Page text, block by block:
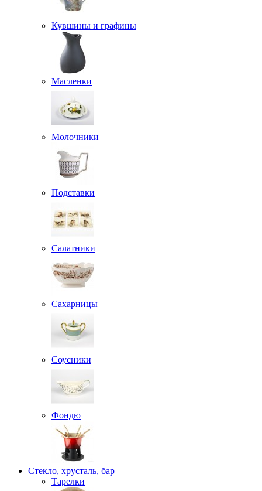
Кувшины и графины
Масленки
Молочники
Подставки
Салатники
Сахарницы
Соусники
Фондю
Стекло, хрусталь, бар
Тарелки